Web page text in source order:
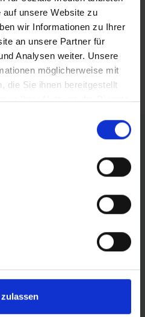
unsere Website zu
wir Informationen zu Ihrer
an unsere Partner für
Analysen weiter. Unsere
möglicherweise mit
die Sie ihnen bereitgestellt
Ihrer Nutzung der Dienste
IN SACHSEN-ANHALT